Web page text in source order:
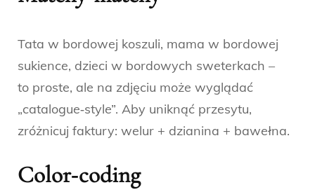
Tata w bordowej koszuli, mama w bordowej
sukience, dzieci w bordowych sweterkach –
to proste, ale na zdjęciu może wyglądać
„catalogue‑style”. Aby uniknąć przesytu,
zróżnicuj faktury: welur + dzianina + bawełna.
Color‑coding